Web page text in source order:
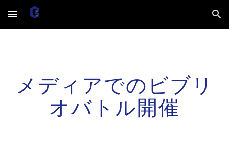
Skip to main content Skip to navigation
メディアでのビブリ
オバトル開催